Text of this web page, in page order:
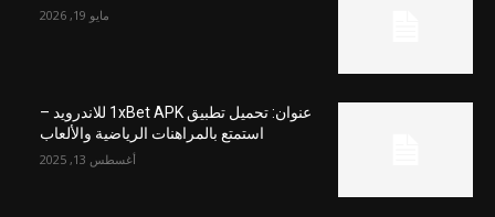
مايو 19, 2026
عنوان: تحميل تطبيق 1xBet APK للاندرويد –
استمتع بالمراهنات الرياضية والألعاب
أغسطس 13, 2025